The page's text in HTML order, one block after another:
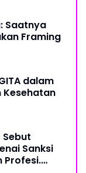
Saatnya
Framing
dalam
Kesehatan
Sebut
Sanksi
Profesi.